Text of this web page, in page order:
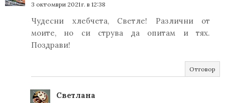
3 октомври 2021 г. в 12:38
Чудесни хлебчета, Светле! Различни от
моите, но си струва да опитам и тях.
Поздрави!
Отговор
Светлана